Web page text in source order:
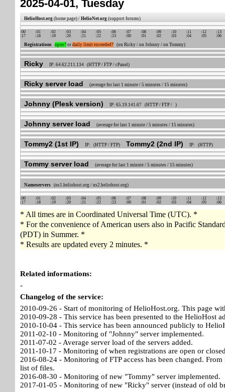
2025-04-01, Tuesday
HelioHost.org (home page) / HelioNet.org (support forums)
Registrations open? or daily limit exceeded? (on Ricky / on Johnny / on Tommy)
Ricky IP: 64.62.211.134 (HTTP / FTP / cPanel)
Ricky server load (average for last 1 minute / 5 minutes / 15 minutes)
Johnny (Plesk version) IP: 65.19.141.67 (HTTP / FTP / )
Johnny server load (average for last 1 minute / 5 minutes / 15 minutes)
Tommy2 (1st IP) IP: (HTTP / FTP) Tommy2 (2nd IP) IP: (HTTP)
Tommy server load (average for last 1 minute / 5 minutes / 15 minutes)
Nameservers (ns1.heliohost.org / ns2.heliohost.org)
00 01 02 03 04 05 06 07 08 09 10 11 12
13
17
18 19 20 21 22 23 00 01 02 03 04 05 06
00 01 02 03 04 05 06 07 08 09 10 11 12
13
17
18 19 20 21 22 23 00 01 02 03 04 05 06
* All times are in Coordinated Universal Time (UTC). *
* For the convenience of American users also in Pacific
(PDT) in Summer. *
* Results are updated every 2 minutes. *
Related informations:
-
Changelog of the service:
2010-09-26 - Start of monitoring of HelioHost.org. This page
2010-09-28 - This service has been presented to the HelioHost
2010-10-04 - This service has been announced publicly to
2011-02-10 - Monitoring of "Johnny" server implemented.
2011-07-02 - Average server load of the servers added.
2011-10-17 - Monitoring of when registrations are open or
2016-08-24 - Monitoring of FTP access has been changed.
list of files.
2016-08-30 - Monitoring of new "Tommy" server implemented.
2017-01-05 - Monitoring of new "Ricky" server (instead of old